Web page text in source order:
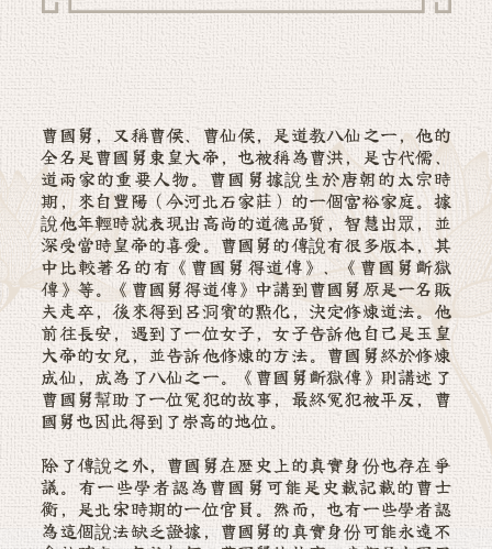
曹國舅，又稱曹侯、曹仙侯，是道教八仙之一，他的
全名是曹國舅東皇大帝，也被稱為曹洪，是古代儒、
道兩家的重要人物。曹國舅據說生於唐朝的太宗時
期，來自豐陽（今河北石家莊）的一個富裕家庭。據
說他年輕時就表現出高尚的道德品質，智慧出眾，並
深受當時皇帝的喜愛。曹國舅的傳說有很多版本，其
中比較著名的有《曹國舅得道傳》、《曹國舅斷獄
傳》等。《曹國舅得道傳》中講到曹國舅原是一名販
夫走卒，後來得到呂洞賓的點化，決定修煉道法。他
前往長安，遇到了一位女子，女子告訴他自己是玉皇
大帝的女兒，並告訴他修煉的方法。曹國舅終於修煉
成仙，成為了八仙之一。《曹國舅斷獄傳》則講述了
曹國舅幫助了一位冤犯的故事，最終冤犯被平反，曹
國舅也因此得到了崇高的地位。
除了傳說之外，曹國舅在歷史上的真實身份也存在爭
議。有一些學者認為曹國舅可能是史載記載的曹士
衡，是北宋時期的一位官員。然而，也有一些學者認
為這個說法缺乏證據，曹國舅的真實身份可能永遠不